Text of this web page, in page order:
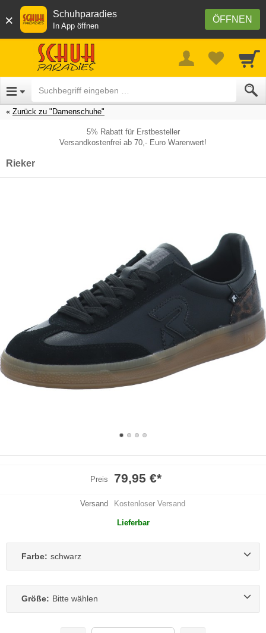
× ÖFFNEN
Schuhparadies
In App öffnen
Zurück zu "Damenschuhe"
5% Rabatt für Erstbesteller
Versandkostenfrei ab 70,- Euro Warenwert!
Rieker
Preis 79,95 €*
Versand Kostenloser Versand
Lieferbar
Farbe: schwarz
Größe: Bitte wählen